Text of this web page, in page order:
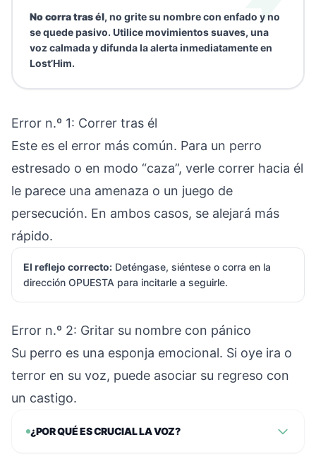
No corra tras él, no grite su nombre con enfado y no
se quede pasivo. Utilice movimientos suaves, una
voz calmada y difunda la alerta inmediatamente en
Lost’Him.
Error n.º 1: Correr tras él
Este es el error más común. Para un perro
estresado o en modo “caza”, verle correr hacia él
le parece una amenaza o un juego de
persecución. En ambos casos, se alejará más
rápido.
El reflejo correcto: Deténgase, siéntese o corra en la
dirección OPUESTA para incitarle a seguirle.
Error n.º 2: Gritar su nombre con pánico
Su perro es una esponja emocional. Si oye ira o
terror en su voz, puede asociar su regreso con
un castigo.
¿POR QUÉ ES CRUCIAL LA VOZ?